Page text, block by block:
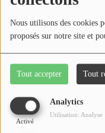
Nous utilisons des cookies
proposés sur notre site et
Tout accepter Tout
Analytics
Activé
Utilisation: Analyse
Médias
Podcasts
Photos
Dédicaces